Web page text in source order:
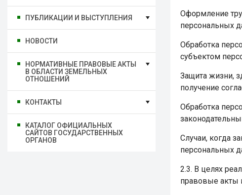
ПУБЛИКАЦИИ И ВЫСТУПЛЕНИЯ
НОВОСТИ
НОРМАТИВНЫЕ ПРАВОВЫЕ АКТЫ
В ОБЛАСТИ ЗЕМЕЛЬНЫХ
ОТНОШЕНИЙ
КОНТАКТЫ
КАТАЛОГ ОФИЦИАЛЬНЫХ
САЙТОВ ГОСУДАРСТВЕННЫХ
ОРГАНОВ
Оформление
персональных
Обработка
субъектом
Защита жизни,
получение
Обработка
Случаи, когда
персональных
2.3. В целях
правовые акты